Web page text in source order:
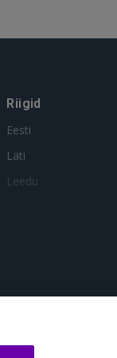
Riigid
Eesti
Läti
Leedu